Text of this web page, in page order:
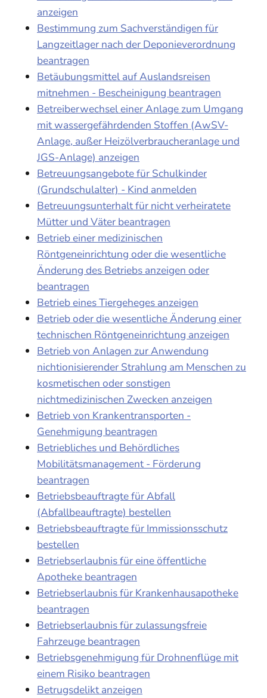
anzeigen
Bestimmung zum Sachverständigen für
Langzeitlager nach der Deponieverordnung
beantragen
Betäubungsmittel auf Auslandsreisen
mitnehmen - Bescheinigung beantragen
Betreiberwechsel einer Anlage zum Umgang
mit wassergefährdenden Stoffen (AwSV-
Anlage, außer Heizölverbraucheranlage und
JGS-Anlage) anzeigen
Betreuungsangebote für Schulkinder
(Grundschulalter) - Kind anmelden
Betreuungsunterhalt für nicht verheiratete
Mütter und Väter beantragen
Betrieb einer medizinischen
Röntgeneinrichtung oder die wesentliche
Änderung des Betriebs anzeigen oder
beantragen
Betrieb eines Tiergeheges anzeigen
Betrieb oder die wesentliche Änderung einer
technischen Röntgeneinrichtung anzeigen
Betrieb von Anlagen zur Anwendung
nichtionisierender Strahlung am Menschen zu
kosmetischen oder sonstigen
nichtmedizinischen Zwecken anzeigen
Betrieb von Krankentransporten -
Genehmigung beantragen
Betriebliches und Behördliches
Mobilitätsmanagement - Förderung
beantragen
Betriebsbeauftragte für Abfall
(Abfallbeauftragte) bestellen
Betriebsbeauftragte für Immissionsschutz
bestellen
Betriebserlaubnis für eine öffentliche
Apotheke beantragen
Betriebserlaubnis für Krankenhausapotheke
beantragen
Betriebserlaubnis für zulassungsfreie
Fahrzeuge beantragen
Betriebsgenehmigung für Drohnenflüge mit
einem Risiko beantragen
Betrugsdelikt anzeigen